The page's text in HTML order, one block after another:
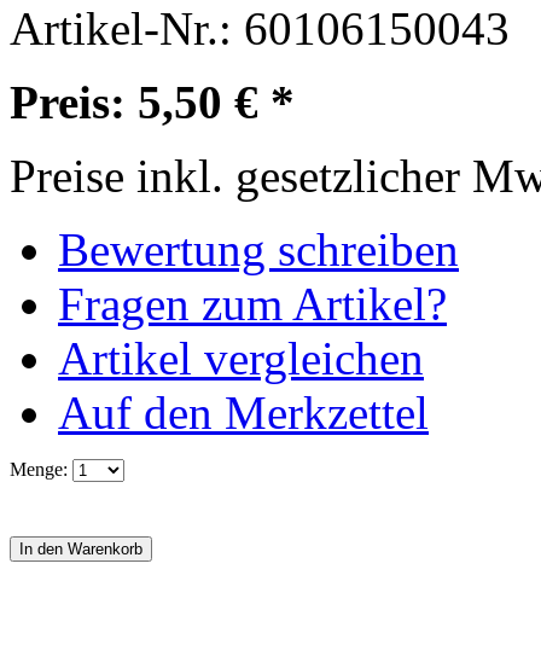
Artikel-Nr.: 60106150043
Preis: 5,50 € *
Preise inkl. gesetzlicher
Bewertung schreiben
Fragen zum Artikel?
Artikel vergleichen
Auf den Merkzettel
Menge: